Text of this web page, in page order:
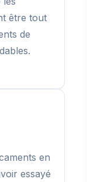
être tout
de
en
essayé